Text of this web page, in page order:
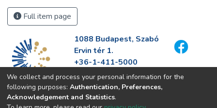
Full item page
1088 Budapest, Szabó
Ervin tér 1.
+36-1-411-5000
info@fszek.hu
https://fszek.hu
We collect and process your personal information for the
following purposes: Authentication, Preferences,
Acknowledgement and Statistics.